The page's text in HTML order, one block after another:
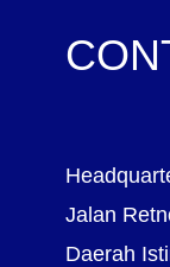
Jalan
Daerah